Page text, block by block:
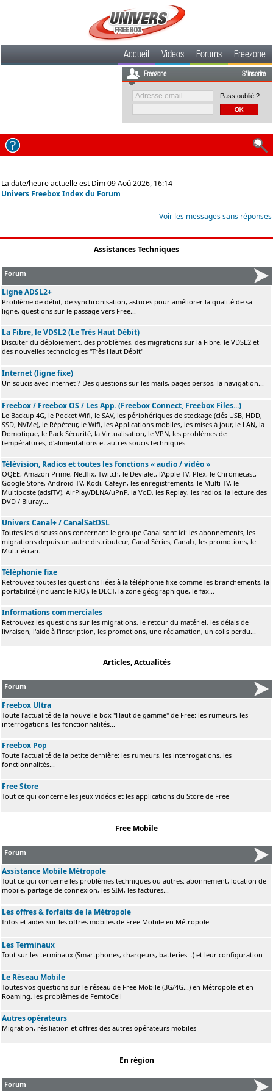
Accueil Videos Forums Freezone
Freezone S'inscrire
Pass oublié ?
La date/heure actuelle est Dim 09 Aoû 2026, 16:14
Univers Freebox Index du Forum
Voir les messages sans réponses
Assistances Techniques
Forum
Ligne ADSL2+
Problème de débit, de synchronisation, astuces pour améliorer la qualité de sa
ligne, questions sur le passage vers Free...
La Fibre, le VDSL2 (Le Très Haut Débit)
Discuter du déploiement, des problèmes, des migrations sur la Fibre, le VDSL2 et
des nouvelles technologies "Très Haut Débit"
Internet (ligne fixe)
Un soucis avec internet ? Des questions sur les mails, pages persos, la navigation...
Freebox / Freebox OS / Les App. (Freebox Connect, Freebox Files...)
Le Backup 4G, le Pocket Wifi, le SAV, les périphériques de stockage (clés USB, HDD,
SSD, NVMe), le Répéteur, le Wifi, les Applications mobiles, les mises à jour, le LAN, la
Domotique, le Pack Sécurité, la Virtualisation, le VPN, les problèmes de
températures, d'alimentations et autres soucis techniques
Télévision, Radios et toutes les fonctions « audio / vidéo »
OQEE, Amazon Prime, Netflix, Twitch, le Devialet, l'Apple TV, Plex, le Chromecast,
Google Store, Android TV, Kodi, Cafeyn, les enregistrements, le Multi TV, le
Multiposte (adslTV), AirPlay/DLNA/uPnP, la VoD, les Replay, les radios, la lecture des
DVD / Bluray...
Univers Canal+ / CanalSatDSL
Toutes les discussions concernant le groupe Canal sont ici: les abonnements, les
migrations depuis un autre distributeur, Canal Séries, Canal+, les promotions, le
Multi-écran...
Téléphonie fixe
Retrouvez toutes les questions liées à la téléphonie fixe comme les branchements, la
portabilité (incluant le RIO), le DECT, la zone géographique, le fax...
Informations commerciales
Retrouvez les questions sur les migrations, le retour du matériel, les délais de
livraison, l'aide à l'inscription, les promotions, une réclamation, un colis perdu...
Articles, Actualités
Forum
Freebox Ultra
Toute l'actualité de la nouvelle box "Haut de gamme" de Free: les rumeurs, les
interrogations, les fonctionnalités...
Freebox Pop
Toute l'actualité de la petite dernière: les rumeurs, les interrogations, les
fonctionnalités...
Free Store
Tout ce qui concerne les jeux vidéos et les applications du Store de Free
Free Mobile
Forum
Assistance Mobile Métropole
Tout ce qui concerne les problèmes techniques ou autres: abonnement, location de
mobile, partage de connexion, les SIM, les factures...
Les offres & forfaits de la Métropole
Infos et aides sur les offres mobiles de Free Mobile en Métropole.
Les Terminaux
Tout sur les terminaux (Smartphones, chargeurs, batteries...) et leur configuration
Le Réseau Mobile
Toutes vos questions sur le réseau de Free Mobile (3G/4G...) en Métropole et en
Roaming, les problèmes de FemtoCell
Autres opérateurs
Migration, résiliation et offres des autres opérateurs mobiles
En région
Forum